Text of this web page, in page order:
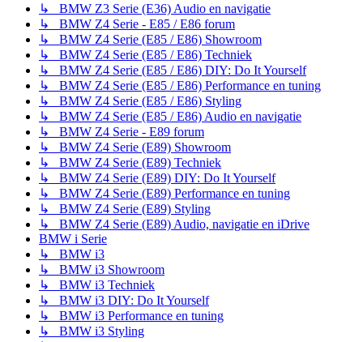
↳ BMW Z3 Serie (E36) Audio en navigatie
↳ BMW Z4 Serie - E85 / E86 forum
↳ BMW Z4 Serie (E85 / E86) Showroom
↳ BMW Z4 Serie (E85 / E86) Techniek
↳ BMW Z4 Serie (E85 / E86) DIY: Do It Yourself
↳ BMW Z4 Serie (E85 / E86) Performance en tuning
↳ BMW Z4 Serie (E85 / E86) Styling
↳ BMW Z4 Serie (E85 / E86) Audio en navigatie
↳ BMW Z4 Serie - E89 forum
↳ BMW Z4 Serie (E89) Showroom
↳ BMW Z4 Serie (E89) Techniek
↳ BMW Z4 Serie (E89) DIY: Do It Yourself
↳ BMW Z4 Serie (E89) Performance en tuning
↳ BMW Z4 Serie (E89) Styling
↳ BMW Z4 Serie (E89) Audio, navigatie en iDrive
BMW i Serie
↳ BMW i3
↳ BMW i3 Showroom
↳ BMW i3 Techniek
↳ BMW i3 DIY: Do It Yourself
↳ BMW i3 Performance en tuning
↳ BMW i3 Styling